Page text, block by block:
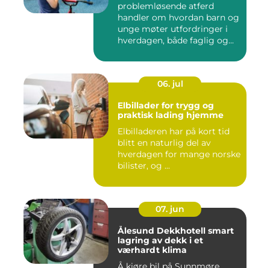
problemløsende atferd
handler om hvordan barn og
unge møter utfordringer i
hverdagen, både faglig og...
06. jul
Elbillader for trygg og
praktisk lading hjemme
Elbilladeren har på kort tid
blitt en naturlig del av
hverdagen for mange norske
bilister, og ...
07. jun
Ålesund Dekkhotell smart
lagring av dekk i et
værhardt klima